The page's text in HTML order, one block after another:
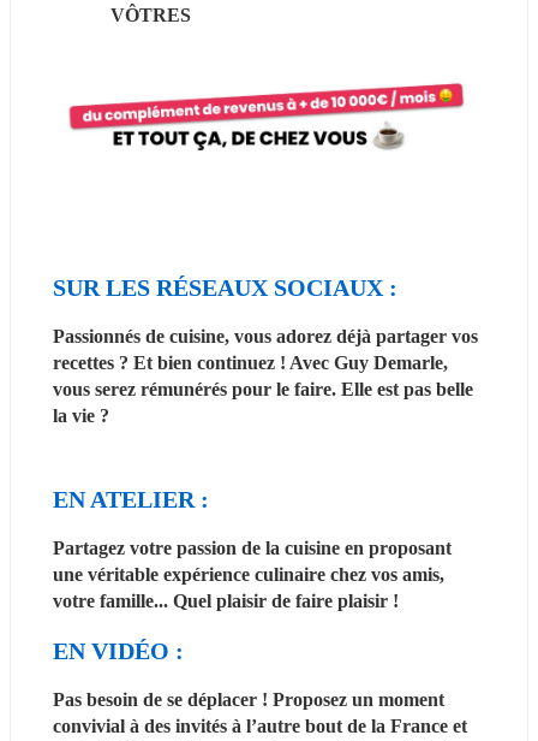
VÔTRES
SUR LES RÉSEAUX SOCIAUX :
Passionnés de cuisine, vous adorez déjà partager vos
recettes ? Et bien continuez ! Avec Guy Demarle,
vous serez rémunérés pour le faire. Elle est pas belle
la vie ?
EN ATELIER :
Partagez votre passion de la cuisine en proposant
une véritable expérience culinaire chez vos amis,
votre famille... Quel plaisir de faire plaisir !
EN VIDÉO :
Pas besoin de se déplacer ! Proposez un moment
convivial à des invités à l’autre bout de la France et